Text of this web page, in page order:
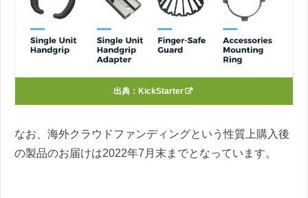
出典： KickStarter
なお、海外クラウドファンディングという性質上購入後
の製品のお届けは2022年7月末までとなっています。